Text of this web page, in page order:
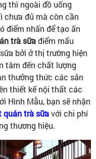
thì ngoài đồ uống
chưa đủ mà còn cần
điểm nhấn để tạo ấn
trà sữađiểm mấu
bởi ở thị trường hiện
tâm đến chất lượng
thưởng thức các sản
thiết kế nội thất các
Hình Mẫu, bạn sẽ nhận
quán trà sữavới chi phí
thương hiệu.